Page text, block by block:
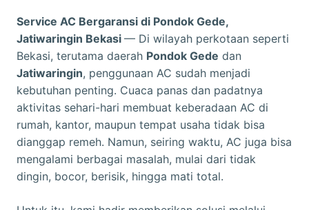
Service AC Bergaransi di Pondok Gede,
Jatiwaringin Bekasi — Di wilayah perkotaan seperti
Bekasi, terutama daerah Pondok Gede dan
Jatiwaringin, penggunaan AC sudah menjadi
kebutuhan penting. Cuaca panas dan padatnya
aktivitas sehari-hari membuat keberadaan AC di
rumah, kantor, maupun tempat usaha tidak bisa
dianggap remeh. Namun, seiring waktu, AC juga bisa
mengalami berbagai masalah, mulai dari tidak
dingin, bocor, berisik, hingga mati total.